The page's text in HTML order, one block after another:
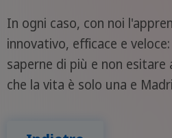
In ogni caso, con noi
innovativo, efficace e veloce:
saperne di più e non esitare
che la vita è solo una e